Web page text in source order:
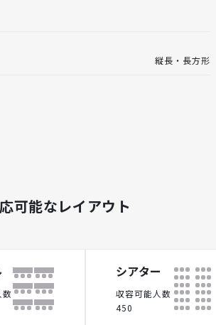
縦長・長方形
可能なレイアウト
数
シアター
収容可能人数
450